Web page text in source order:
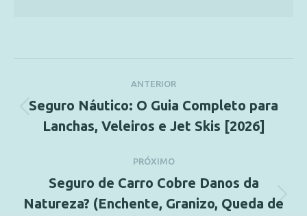
ANTERIOR
Seguro Náutico: O Guia Completo para
Lanchas, Veleiros e Jet Skis [2026]
PRÓXIMO
Seguro de Carro Cobre Danos da
Natureza? (Enchente, Granizo, Queda de